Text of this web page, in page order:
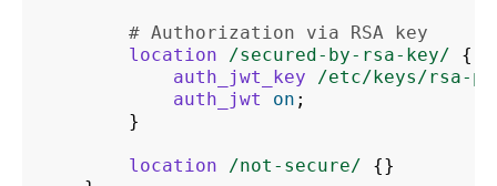
# Authorization via RSA key
location
/secured-by-rsa-key/
{
auth_jwt_key
/etc/keys/rsa-
auth_jwt
on ;
}
location /not-secure/
{}